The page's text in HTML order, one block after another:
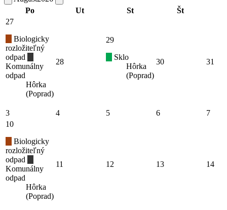
Po
Ut St Št
27
Biologicky
rozložiteľný
odpad
Komunálny
odpad
Hôrka
(Poprad)
28
29
Sklo
Hôrka
(Poprad)
30 31
3 4 5 6
7
10
Biologicky
rozložiteľný
odpad
Komunálny
odpad
Hôrka
(Poprad)
11 12 13 14